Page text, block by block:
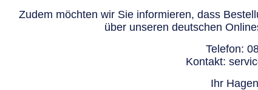
Zudem möchten wir Sie informieren, dass
über unseren deutschen
Telefon:
Kontakt:
Ihr